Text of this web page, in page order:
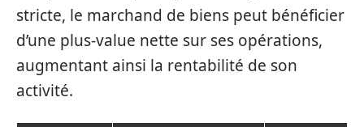
stricte, le marchand de biens peut bénéficier
d’une plus-value nette sur ses opérations,
augmentant ainsi la rentabilité de son
activité.